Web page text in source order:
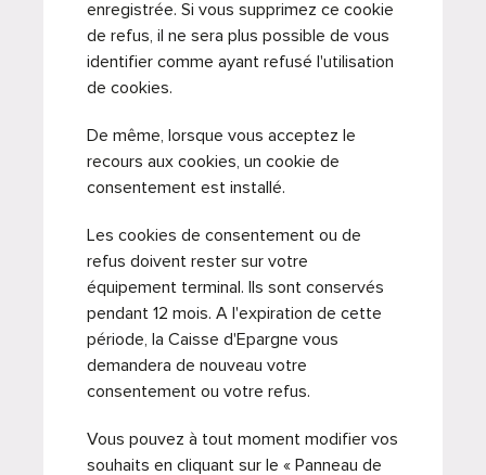
enregistrée. Si vous supprimez ce cookie
de refus, il ne sera plus possible de vous
identifier comme ayant refusé l'utilisation
de cookies.
De même, lorsque vous acceptez le
recours aux cookies, un cookie de
consentement est installé.
Les cookies de consentement ou de
refus doivent rester sur votre
équipement terminal. Ils sont conservés
pendant 12 mois. A l'expiration de cette
période, la Caisse d'Epargne vous
demandera de nouveau votre
consentement ou votre refus.
Vous pouvez à tout moment modifier vos
souhaits en cliquant sur le « Panneau de